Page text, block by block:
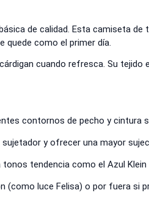
de calidad. Esta camiseta
quede como el primer día.
cuando refresca. Su
contornos de pecho y cintura
y ofrecer una mayor
tendencia como el Azul
(como luce Felisa) o por fuera si